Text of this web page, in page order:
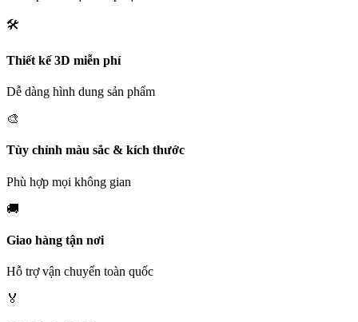
🛠️
Thiết kế 3D miễn phí
Dễ dàng hình dung sản phẩm
🎨
Tùy chỉnh màu sắc & kích thước
Phù hợp mọi không gian
🚚
Giao hàng tận nơi
Hỗ trợ vận chuyển toàn quốc
🏅